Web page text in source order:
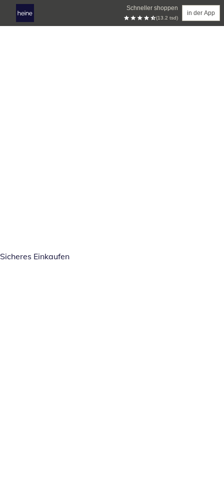
Schneller shoppen
(13.2 tsd)
in der App
Sicheres Einkaufen